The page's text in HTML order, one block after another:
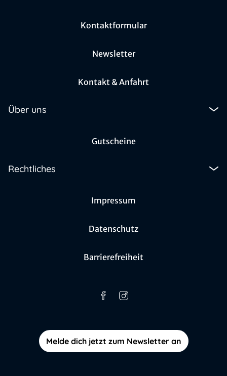
Kontaktformular
Newsletter
Kontakt & Anfahrt
Über uns
Gutscheine
Rechtliches
Impressum
Datenschutz
Barrierefreiheit
Melde dich jetzt zum Newsletter an